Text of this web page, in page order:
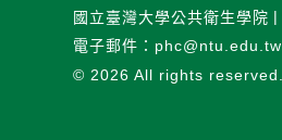
國立臺灣大學公共衛生學院
電子郵件：phc@ntu.edu.tw
© 2026 All rights reserved.